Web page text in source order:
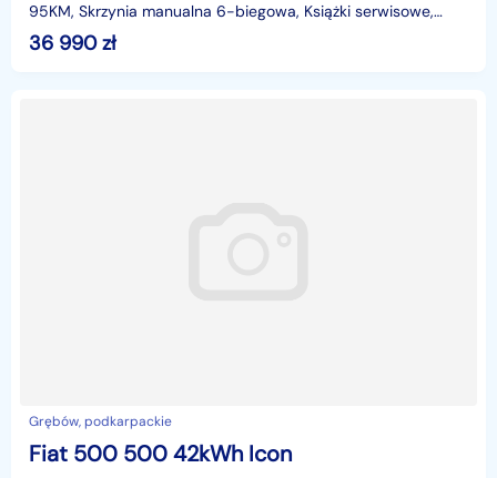
95KM, Skrzynia manualna 6-biegowa, Książki serwisowe,
bezwypadkowy, Oryginalny lakier. Klimatronic Kompu
36 990zł
Grębów, podkarpackie
Fiat 500 500 42kWh Icon